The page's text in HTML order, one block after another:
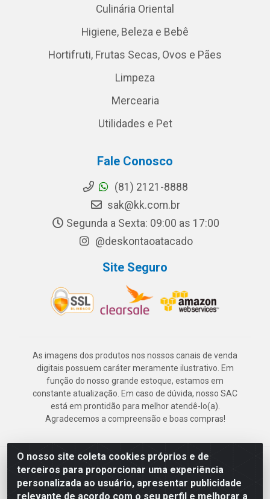
O nosso site coleta cookies próprios e de
terceiros para proporcionar uma experiência
personalizada ao usuário, apresentar publicidade
relevante de acordo com o seu perfil e melhorar a
Culinária Oriental
Higiene, Beleza e Bebê
Hortifruti, Frutas Secas, Ovos e Pães
Limpeza
Mercearia
Utilidades e Pet
Fale Conosco
(81) 2121-8888
sak@kk.com.br
Segunda a Sexta: 09:00 as 17:00
@deskontaoatacado
Site Seguro
As imagens dos produtos nos nossos canais de venda
digitais possuem caráter meramente ilustrativo. Em
função do nosso grande estoque, estamos em
constante atualização. Em caso de dúvida, nosso SAC
está em prontidão para melhor atendê-lo(a).
Agradecemos a compreensão e boas compras!
Deskontão Atacado - Av. Marechal Mascarenhas de Morais, 2471 -
Imbiribeira - Recife/PE - CEP 51.150-001 - CNPJ 24.150.377/0003-
57